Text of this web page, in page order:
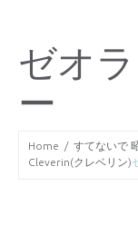
ゼオ
ー
Home すてないで
Cleverin(クレベリン)